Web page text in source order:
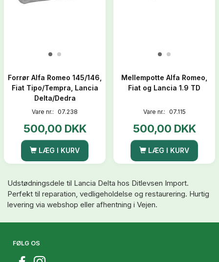
Forrør Alfa Romeo 145/146,
Fiat Tipo/Tempra, Lancia
Delta/Dedra
Vare nr.: 07.238
500,00 DKK
LÆG I KURV
Mellempotte Alfa Romeo,
Fiat og Lancia 1.9 TD
Vare nr.: 07.115
500,00 DKK
LÆG I KURV
Udstødningsdele til Lancia Delta hos Ditlevsen Import.
Perfekt til reparation, vedligeholdelse og restaurering. Hurtig
levering via webshop eller afhentning i Vejen.
FØLG OS